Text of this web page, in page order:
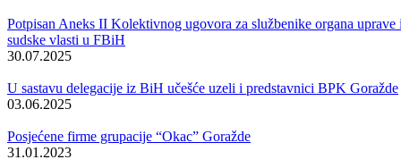
Potpisan Aneks II Kolektivnog ugovora za službenike organa uprave
sudske vlasti u FBiH
30.07.2025
U sastavu delegacije iz BiH učešće uzeli i predstavnici BPK Goražde
03.06.2025
Posjećene firme grupacije “Okac” Goražde
31.01.2023